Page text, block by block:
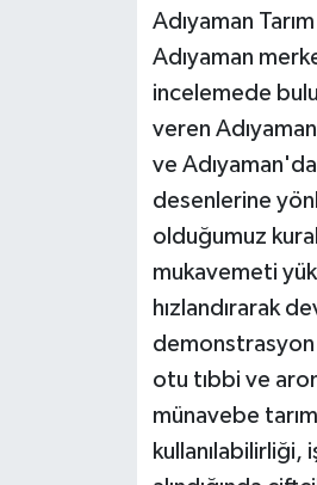
Adıyaman
Adıyaman
incelemede
veren
ve
desenlerine
olduğumuz
mukavemeti
hızlandırarak
demonstrasyon
otu tıbbi ve
münavebe
kullanılabilirliği,